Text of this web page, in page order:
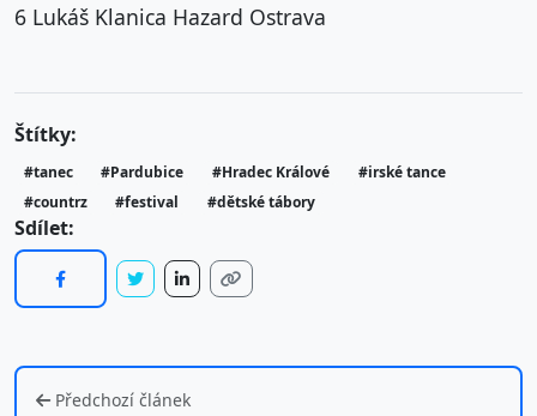
6 Lukáš Klanica Hazard Ostrava
Štítky:
#tanec #Pardubice #Hradec Králové
#irské tance
#countrz
#festival #dětské tábory
Sdílet:
Předchozí článek